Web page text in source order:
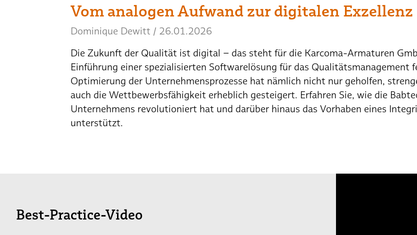
Vom analogen Aufwand zur digitalen Exzellenz
Dominique Dewitt / 26.01.2026
Die Zukunft der Qualität ist digital – das steht für die Karcoma-Armaturen
Einführung einer spezialisierten Softwarelösung für das Qualitätsmanagement
Optimierung der Unternehmensprozesse hat nämlich nicht nur geholfen,
auch die Wettbewerbsfähigkeit erheblich gesteigert. Erfahren Sie, wie die
Unternehmens revolutioniert hat und darüber hinaus das Vorhaben eines
unterstützt.
Best-Practice-Video